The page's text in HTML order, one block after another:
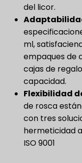
del licor.
ml,
empaques de
cajas de
capacidad.
Flexibilidad
de rosca
con tres
hermeticidad
ISO 9001